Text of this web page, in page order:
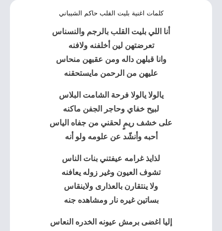
كلمات اغنية بليت القلب حاكم الشيباني
أنا اللي بليت القلب بالرجم والنسناس
تعرضتهن لين أخلفنه ولافنه
وانا قبلهن داله ومن عقبهن منحاس
عليهن من الرحمن مايستحقنه
يالولا يالولا فرحة الشامت البلاس
لبيح خفاي وحاجر الجفن ماكنه
على خشف ريمٍ لحقني من جفاه الياس
أحبه وأنشّد عن علومه ولو أنه
لذايذ غرامه عيفتني بنات الناس
تشوف العيون وغير زوله يعافنه
ولا ينتقارن بالعذارى ولاينقاس
بساتين غيره نار ومشاهده جنه
إليا اغضى برمش عيونه الخدره النعاس